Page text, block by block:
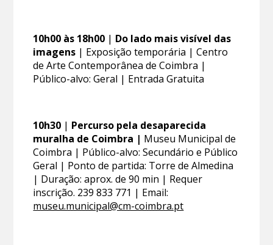
10h00 às 18h00 | Do lado mais visível das
imagens | Exposição temporária | Centro
de Arte Contemporânea de Coimbra |
Público-alvo: Geral | Entrada Gratuita
10h30 | Percurso pela desaparecida
muralha de Coimbra | Museu Municipal de
Coimbra | Público-alvo: Secundário e Público
Geral | Ponto de partida: Torre de Almedina
| Duração: aprox. de 90 min | Requer
inscrição. 239 833 771 | Email:
museu.municipal@cm-coimbra.pt